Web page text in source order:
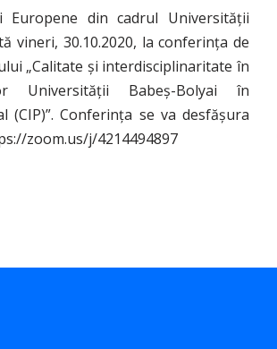
Europene din cadrul Universității
vineri, 30.10.2020, la conferința de
„Calitate și interdisciplinaritate în
Universității Babeș-Bolyai în
(CIP)”. Conferința se va desfășura
zoom.us/j/4214494897